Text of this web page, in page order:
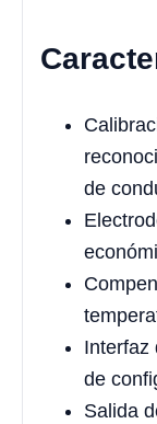
de
Interfaz
de
Salida